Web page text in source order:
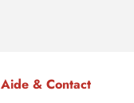
Aide & Contact